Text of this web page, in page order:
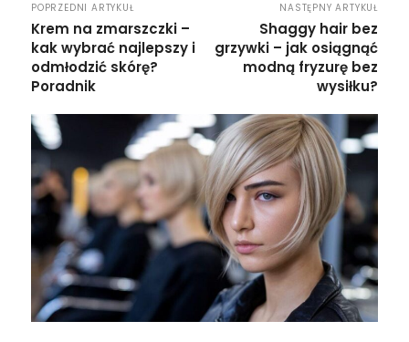
POPRZEDNI ARTYKUŁ
Krem na zmarszczki –
kak wybrać najlepszy i
odmłodzić skórę?
Poradnik
NASTĘPNY ARTYKUŁ
Shaggy hair bez
grzywki – jak osiągnąć
modną fryzurę bez
wysiłku?